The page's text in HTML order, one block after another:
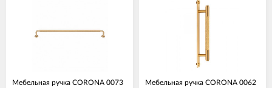
Мебельная ручка CORONA 0073
Мебельная ручка CORONA 0062